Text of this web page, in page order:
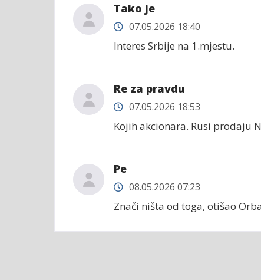
Tako je
07.05.2026 18:40
Interes Srbije na 1.mjestu.
Re za pravdu
07.05.2026 18:53
Kojih akcionara. Rusi prodaju
Ре
08.05.2026 07:23
Znači ništa od toga, otišao